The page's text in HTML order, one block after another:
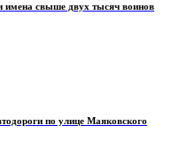
имена свыше двух тысяч воинов
по улице Маяковского